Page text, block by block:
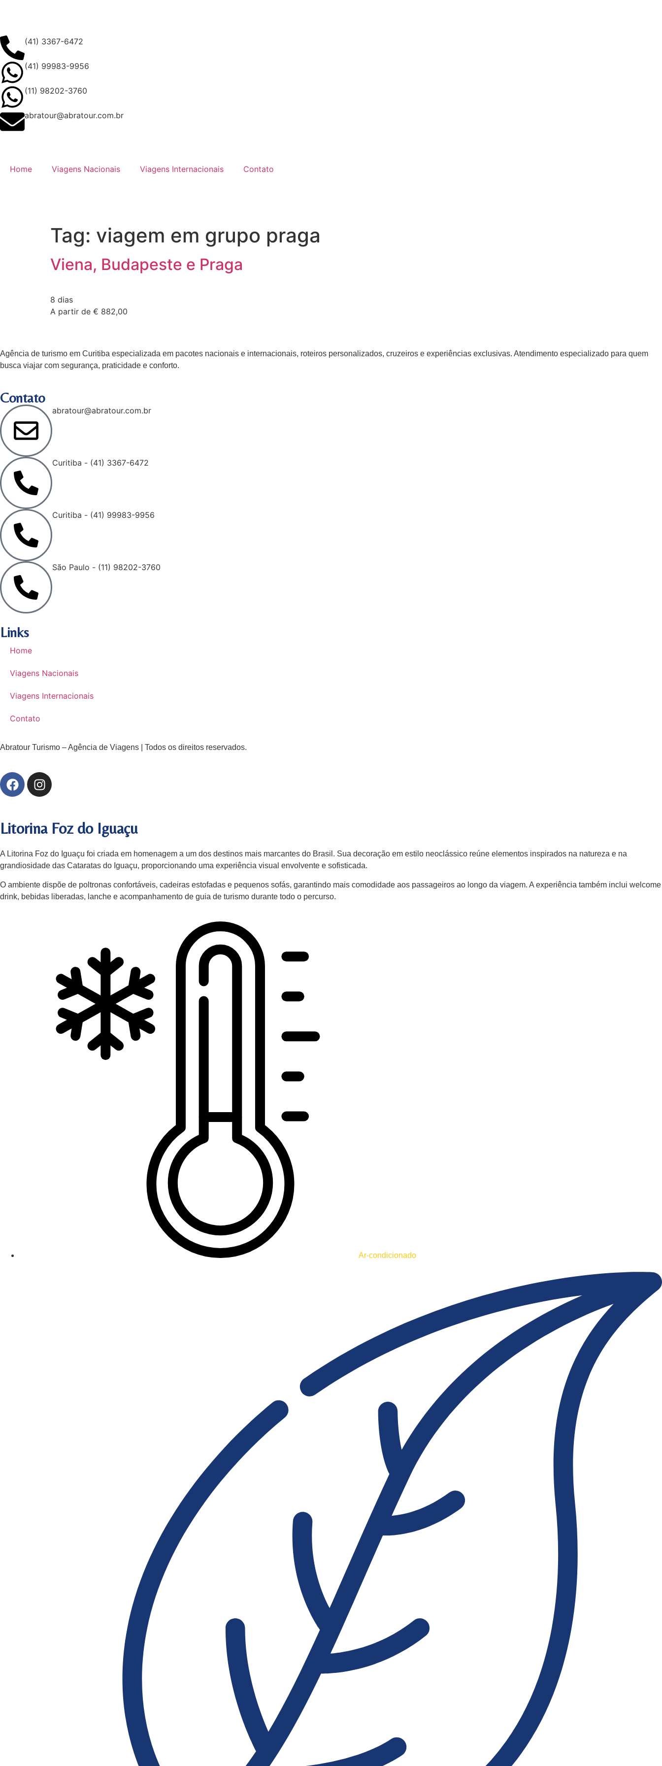
(41) 3367-6472
(41) 99983-9956
(11) 98202-3760
abratour@abratour.com.br
Home Viagens Nacionais Viagens Internacionais Contato
Tag: viagem em grupo praga
Viena, Budapeste e Praga
8 dias
A partir de € 882,00
Agência de turismo em Curitiba especializada em pacotes nacionais e internacionais, roteiros personalizados, cruzeiros e experiências exclusivas. Atendimento especializado para quem
busca viajar com segurança, praticidade e conforto.
Contato
abratour@abratour.com.br
Curitiba - (41) 3367-6472
Curitiba - (41) 99983-9956
São Paulo - (11) 98202-3760
Links
Home
Viagens Nacionais
Viagens Internacionais
Contato
Abratour Turismo – Agência de Viagens | Todos os direitos reservados.
Litorina Foz do Iguaçu
A Litorina Foz do Iguaçu foi criada em homenagem a um dos destinos mais marcantes do Brasil. Sua decoração em estilo neoclássico reúne elementos inspirados na natureza e na
grandiosidade das Cataratas do Iguaçu, proporcionando uma experiência visual envolvente e sofisticada.
O ambiente dispõe de poltronas confortáveis, cadeiras estofadas e pequenos sofás, garantindo mais comodidade aos passageiros ao longo da viagem. A experiência também inclui welcome
drink, bebidas liberadas, lanche e acompanhamento de guia de turismo durante todo o percurso.
Ar-condicionado